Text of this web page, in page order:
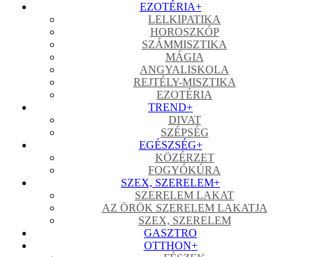
EZOTÉRIA+
LELKIPATIKA
HOROSZKÓP
SZÁMMISZTIKA
MÁGIA
ANGYALISKOLA
REJTÉLY-MISZTIKA
EZOTÉRIA
TREND+
DIVAT
SZÉPSÉG
EGÉSZSÉG+
KÖZÉRZET
FOGYÓKÚRA
SZEX, SZERELEM+
SZERELEM LAKAT
AZ ÖRÖK SZERELEM LAKATJA
SZEX, SZERELEM
GASZTRO
OTTHON+